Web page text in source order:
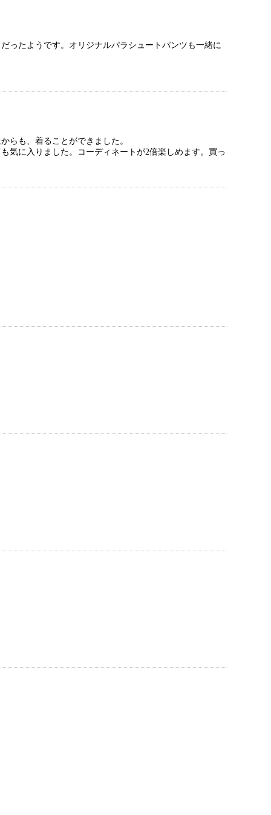
ったようです。オリジナルパラシュートパンツも一緒に
らも、着ることができました。
気に入りました。コーディネートが2倍楽しめます。買っ